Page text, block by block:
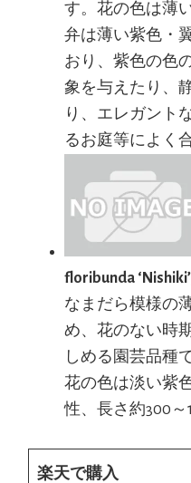
す。花の色は薄
弁は薄い紫色・
おり、紫色の色
象を与えたり、
り、エレガント
るお庭等によく
floribunda
なまだら模様の
め、花のない時
しめる園芸品種
花の色は淡い紫
性、長さ約300～
楽天で購入